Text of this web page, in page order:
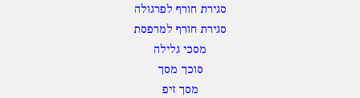
סגירת חורף לפרגולה
סגירת חורף למרפסת
מסכי גלילה
סוכך מסך
מסך זיפ